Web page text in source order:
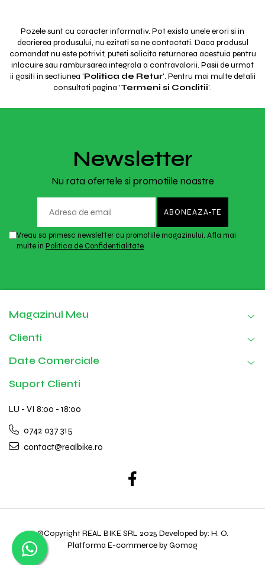
Pozele sunt cu caracter informativ. Pot exista unele erori si in
decrierea produsului, nu ezitati sa ne contactati. Daca produsul
comandat nu este potrivit, puteti solicita returnarea acestuia pentru
inlocuire sau rambursarea integrala a contravalorii. Pasii de urmat
ii gasiti in sectiunea 'Politica de Retur'. Pentru mai multe detalii
consultati pagina 'Termeni si Conditii'.
Newsletter
Nu rata ofertele si promotiile noastre
Vreau sa primesc newsletter cu promotiile magazinului. Afla mai
multe in Politica de Confidentialitate
Magazinul Meu
Clienti
Date Comerciale
Suport Clienti
LU - VI 8:00 - 18:00
0742 037 315
contact@realbike.ro
©Copyright REAL BIKE SRL 2025 Developed by: H. O.
Platforma E-commerce by Gomag